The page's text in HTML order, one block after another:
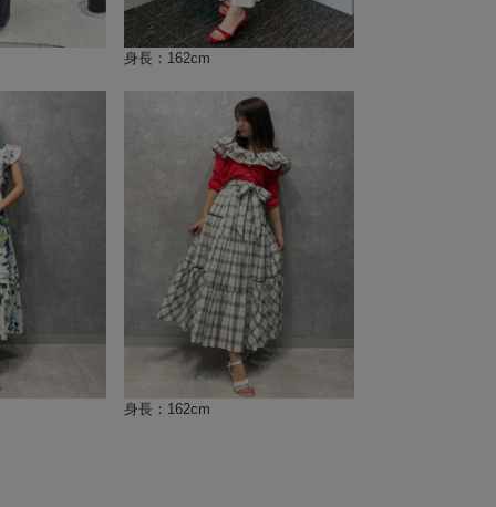
身長：162cm
身長：162cm